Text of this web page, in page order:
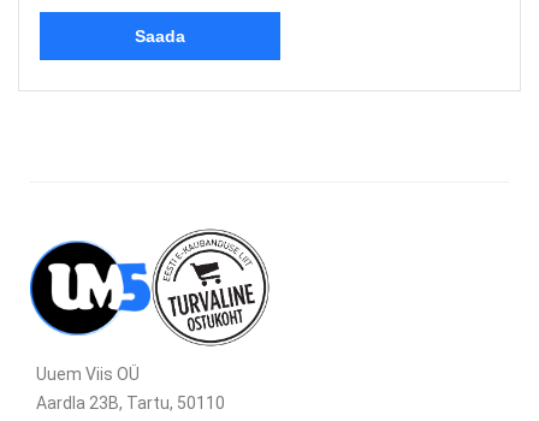
Uuem Viis OÜ
Aardla 23B, Tartu, 50110